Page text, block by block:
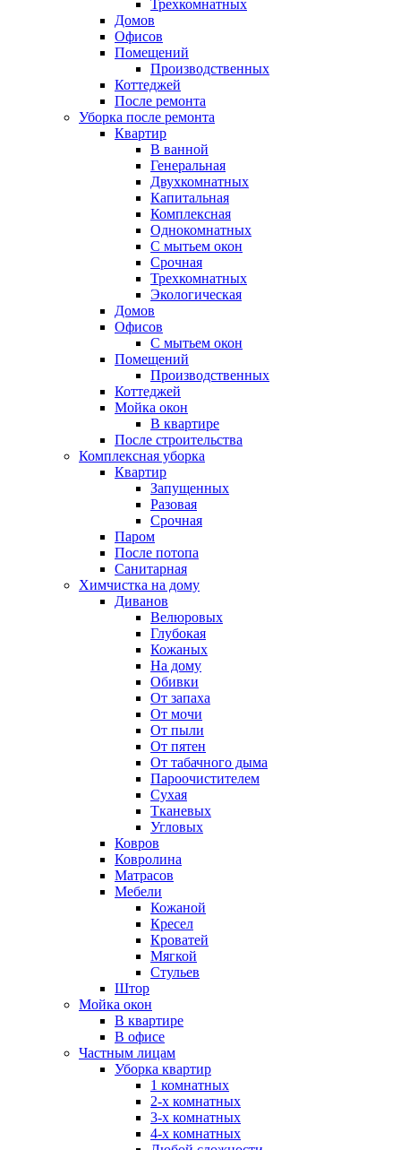
Трехкомнатных
Домов
Офисов
Помещений
Производственных
Коттеджей
После ремонта
Уборка после ремонта
Квартир
В ванной
Генеральная
Двухкомнатных
Капитальная
Комплексная
Однокомнатных
С мытьем окон
Срочная
Трехкомнатных
Экологическая
Домов
Офисов
С мытьем окон
Помещений
Производственных
Коттеджей
Мойка окон
В квартире
После строительства
Комплексная уборка
Квартир
Запущенных
Разовая
Срочная
Паром
После потопа
Санитарная
Химчистка на дому
Диванов
Велюровых
Глубокая
Кожаных
На дому
Обивки
От запаха
От мочи
От пыли
От пятен
От табачного дыма
Пароочистителем
Сухая
Тканевых
Угловых
Ковров
Ковролина
Матрасов
Мебели
Кожаной
Кресел
Кроватей
Мягкой
Стульев
Штор
Мойка окон
В квартире
В офисе
Частным лицам
Уборка квартир
1 комнатных
2-х комнатных
3-х комнатных
4-х комнатных